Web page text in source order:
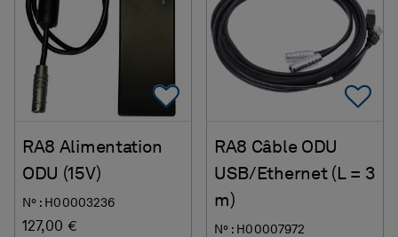
Add To Favorites
RA8 Alimentation
ODU (15V)
N° : H00003236
127,00 €
RA8 Câble ODU
USB/Ethernet (L = 3
m)
N° : H00007972